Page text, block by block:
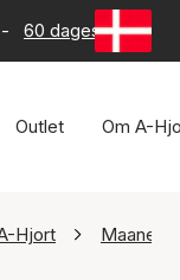
- 60 dages returret
Outlet Om A-
Hjort